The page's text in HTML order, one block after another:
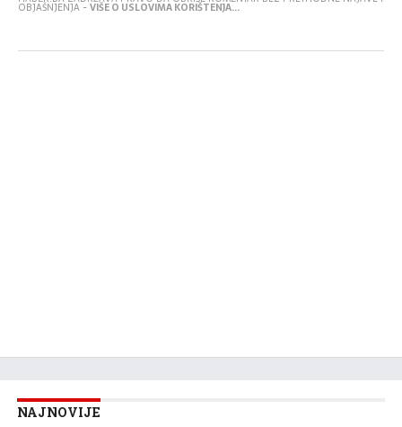
OBJAŠNJENJA -VIŠE O USLOVIMA KORIŠTENJA...
NAJNOVIJE